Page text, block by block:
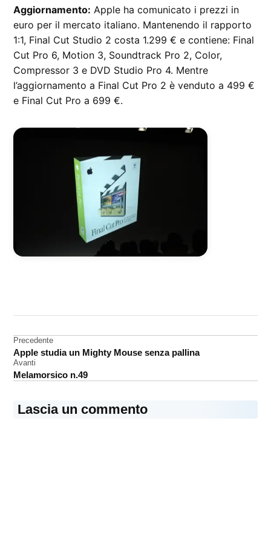
Aggiornamento: Apple ha comunicato i prezzi in
euro per il mercato italiano. Mantenendo il rapporto
1:1, Final Cut Studio 2 costa 1.299 € e contiene: Final
Cut Pro 6, Motion 3, Soundtrack Pro 2, Color,
Compressor 3 e DVD Studio Pro 4. Mentre
l’aggiornamento a Final Cut Pro 2 è venduto a 499 €
e Final Cut Pro a 699 €.
Navigazione
articoli
Precedente
Apple studia un Mighty Mouse senza pallina
Avanti
Melamorsico n.49
Lascia un commento